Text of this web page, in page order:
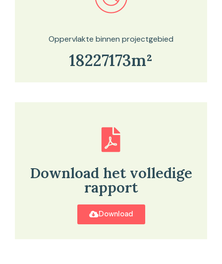
Bekijk in onze kaartviewer
Oppervlakte binnen projectgebied
18227173m²
Download het volledige
rapport
Download